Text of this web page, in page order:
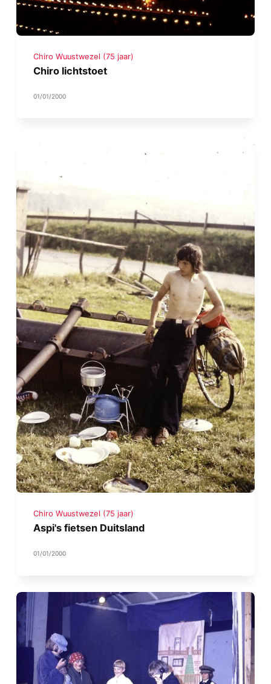
Chiro Wuustwezel (75 jaar)
Chiro lichtstoet
01/01/2000
Chiro Wuustwezel (75 jaar)
Aspi's fietsen Duitsland
01/01/2000